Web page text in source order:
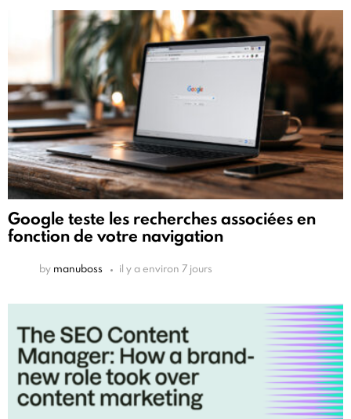
Google teste les recherches associées en
fonction de votre navigation
by manuboss il y a environ 7 jours